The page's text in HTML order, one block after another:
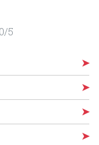
5
➤
➤
➤
➤